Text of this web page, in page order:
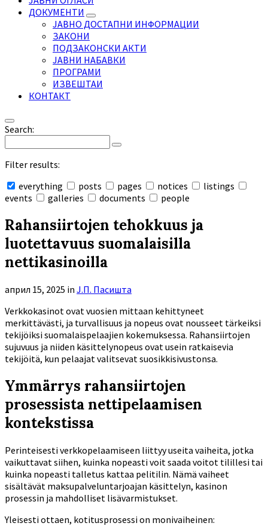
ДОКУМЕНТИ
ЈАВНО ДОСТАПНИ ИНФОРМАЦИИ
ЗАКОНИ
ПОДЗАКОНСКИ АКТИ
ЈАВНИ НАБАВКИ
ПРОГРАМИ
ИЗВЕШТАИ
КОНТАКТ
Search:
Filter results:
everything
posts pages notices
listings
events
galleries documents people
search
Rahansiirtojen tehokkuus ja
luotettavuus suomalaisilla
nettikasinoilla
април 15, 2025 in Ј.П. Пасишта
Verkkokasinot ovat vuosien mittaan kehittyneet
merkittävästi, ja turvallisuus ja nopeus ovat nousseet tärkeiksi
tekijöiksi suomalaispelaajien kokemuksessa. Rahansiirtojen
sujuvuus ja niiden käsittelynopeus ovat usein ratkaisevia
tekijöitä, kun pelaajat valitsevat suosikkisivustonsa.
Ymmärrys rahansiirtojen
prosessista nettipelaamisen
kontekstissa
Perinteisesti verkkopelaamiseen liittyy useita vaiheita, jotka
vaikuttavat siihen, kuinka nopeasti voit saada voitot tilillesi tai
kuinka nopeasti talletus kattaa pelitilin. Nämä vaiheet
sisältävät maksupalveluntarjoajan käsittelyn, kasinon
prosessin ja mahdolliset lisävarmistukset.
Yleisesti ottaen, kotitusprosessi on monivaiheinen: